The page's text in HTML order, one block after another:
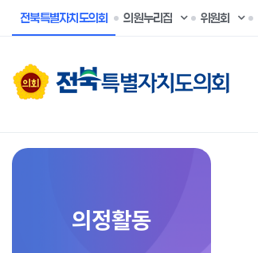
전북특별자치도의회 의원누리집 위원회
의정활동